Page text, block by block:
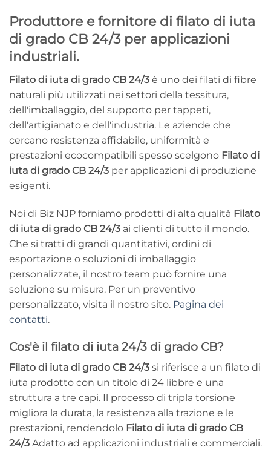
Produttore e fornitore di filato di iuta
di grado CB 24/3 per applicazioni
industriali.
Filato di iuta di grado CB 24/3 è uno dei filati di fibre
naturali più utilizzati nei settori della tessitura,
dell'imballaggio, del supporto per tappeti,
dell'artigianato e dell'industria. Le aziende che
cercano resistenza affidabile, uniformità e
prestazioni ecocompatibili spesso scelgono Filato di
iuta di grado CB 24/3 per applicazioni di produzione
esigenti.
Noi di Biz NJP forniamo prodotti di alta qualità Filato
di iuta di grado CB 24/3 ai clienti di tutto il mondo.
Che si tratti di grandi quantitativi, ordini di
esportazione o soluzioni di imballaggio
personalizzate, il nostro team può fornire una
soluzione su misura. Per un preventivo
personalizzato, visita il nostro sito. Pagina dei
contatti.
Cos'è il filato di iuta 24/3 di grado CB?
Filato di iuta di grado CB 24/3 si riferisce a un filato di
iuta prodotto con un titolo di 24 libbre e una
struttura a tre capi. Il processo di tripla torsione
migliora la durata, la resistenza alla trazione e le
prestazioni, rendendolo Filato di iuta di grado CB
24/3 Adatto ad applicazioni industriali e commerciali.